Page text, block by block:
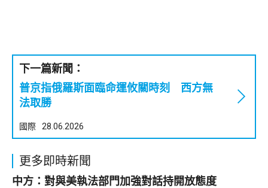
下一篇新聞：
普京指俄羅斯面臨命運攸關時刻 西方無
法取勝
國際 28.06.2026
更多即時新聞
中方：對與美執法部門加強對話持開放態度